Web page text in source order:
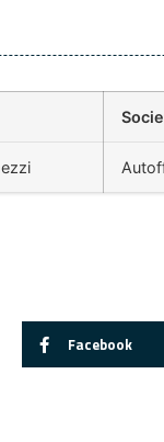
Facebook